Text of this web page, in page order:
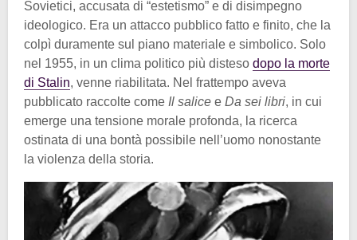
Sovietici, accusata di “estetismo” e di disimpegno
ideologico. Era un attacco pubblico fatto e finito, che la
colpì duramente sul piano materiale e simbolico. Solo
nel 1955, in un clima politico più disteso dopo la morte
di Stalin, venne riabilitata. Nel frattempo aveva
pubblicato raccolte come Il salice e Da sei libri, in cui
emerge una tensione morale profonda, la ricerca
ostinata di una bontà possibile nell’uomo nonostante
la violenza della storia.